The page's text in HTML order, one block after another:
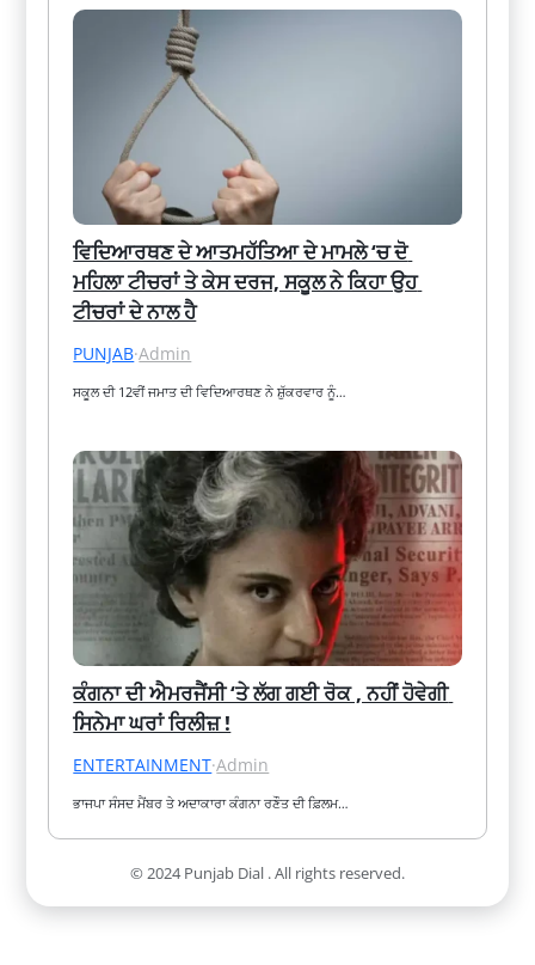
ਵਿਦਿਆਰਥਣ ਦੇ ਆਤਮਹੱਤਿਆ ਦੇ ਮਾਮਲੇ ‘ਚ ਦੋ
ਮਹਿਲਾ ਟੀਚਰਾਂ ਤੇ ਕੇਸ ਦਰਜ, ਸਕੂਲ ਨੇ ਕਿਹਾ ਉਹ
ਟੀਚਰਾਂ ਦੇ ਨਾਲ ਹੈ
PUNJAB·Admin
ਸਕੂਲ ਦੀ 12ਵੀਂ ਜਮਾਤ ਦੀ ਵਿਦਿਆਰਥਣ ਨੇ ਸ਼ੁੱਕਰਵਾਰ ਨੂੰ…
ਕੰਗਨਾ ਦੀ ਐਮਰਜੈਂਸੀ ‘ਤੇ ਲੱਗ ਗਈ ਰੋਕ , ਨਹੀਂ ਹੋਵੇਗੀ
ਸਿਨੇਮਾ ਘਰਾਂ ਰਿਲੀਜ਼ !
ENTERTAINMENT·Admin
ਭਾਜਪਾ ਸੰਸਦ ਮੈਂਬਰ ਤੇ ਅਦਾਕਾਰਾ ਕੰਗਨਾ ਰਣੌਤ ਦੀ ਫ਼ਿਲਮ…
© 2024 Punjab Dial . All rights reserved.